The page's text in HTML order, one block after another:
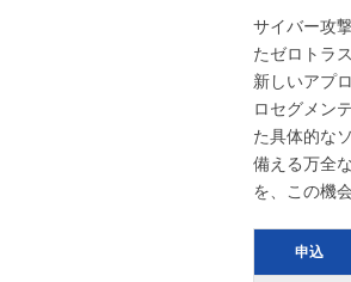
サイバー攻
たゼロトラ
新しいアプ
ロセグメン
た具体的な
備える万全
を、この機
申込